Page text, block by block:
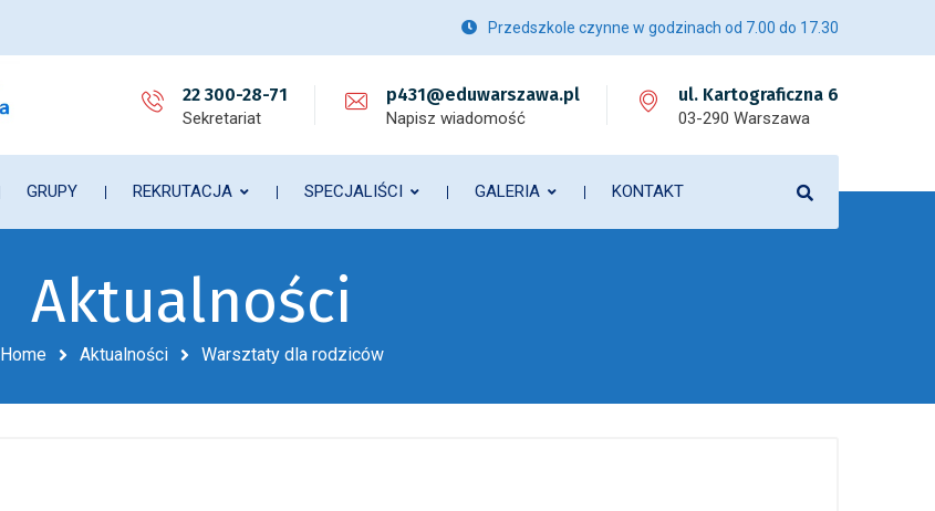
Przedszkole czynne w godzinach od 7.00 do 17.30
22 300-28-71
Sekretariat
p431@eduwarszawa.pl
Napisz wiadomość
ul. Kartograficzna 6
03-290 Warszawa
GRUPY REKRUTACJA SPECJALIŚCI GALERIA KONTAKT
Aktualności
Home Aktualności Warsztaty dla rodziców